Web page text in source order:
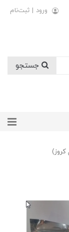
ورود | ثبت‌نام